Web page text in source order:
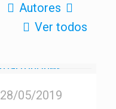
Autores
Ver todos
28/05/2019